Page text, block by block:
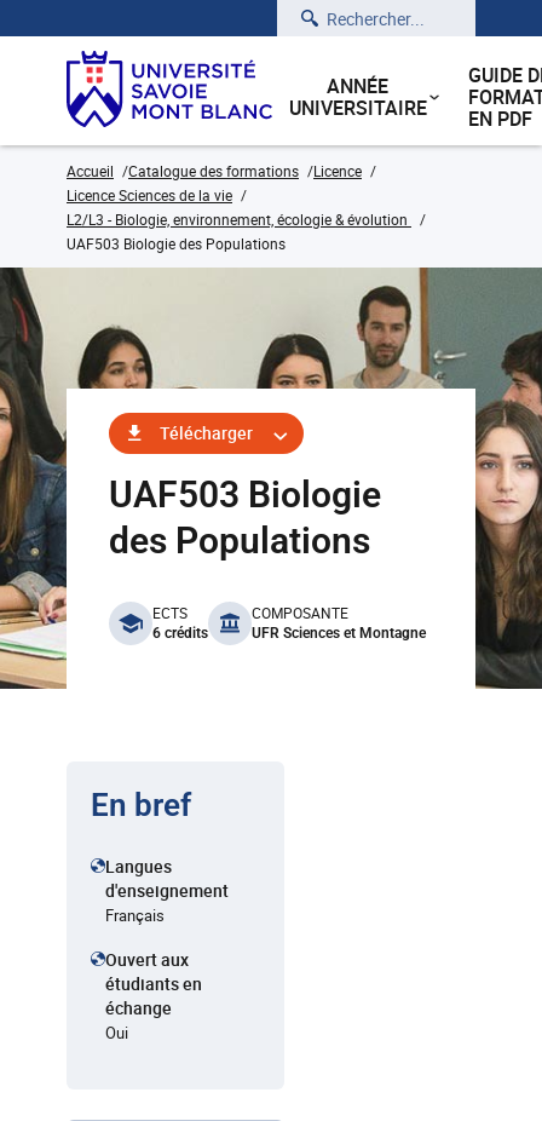
Rechercher
ANNÉE
UNIVERSITAIRE
GUIDE
EN PDF
Accueil Catalogue des formations
Licence
Licence Sciences de la vie
L2/L3 - Biologie, environnement, écologie & évolution
UAF503 Biologie des Populations
Télécharger
UAF503 Biologie
des Populations
benefits
ECTS
6 crédits
COMPOSANTE
UFR Sciences et Montagne
En bref
Langues
d'enseignement
Français
Ouvert aux
étudiants en
échange
Oui